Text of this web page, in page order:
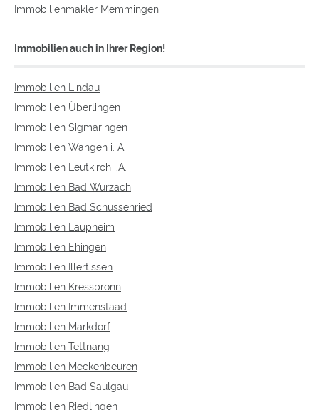
Immobilienmakler Memmingen
Immobilien auch in Ihrer Region!
Immobilien Lindau
Immobilien Überlingen
Immobilien Sigmaringen
Immobilien Wangen i. A.
Immobilien Leutkirch i.A.
Immobilien Bad Wurzach
Immobilien Bad Schussenried
Immobilien Laupheim
Immobilien Ehingen
Immobilien Illertissen
Immobilien Kressbronn
Immobilien Immenstaad
Immobilien Markdorf
Immobilien Tettnang
Immobilien Meckenbeuren
Immobilien Bad Saulgau
Immobilien Riedlingen